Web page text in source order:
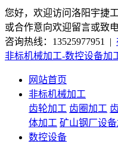
您好，欢迎访问洛阳宇捷
或合作意向欢迎留言或致
咨询热线：13525977951 |
非标机械加工-数控设备加
网站首页
非标机械加工
齿轮加工 齿圈加工
体加工 矿山钢厂设
数控设备